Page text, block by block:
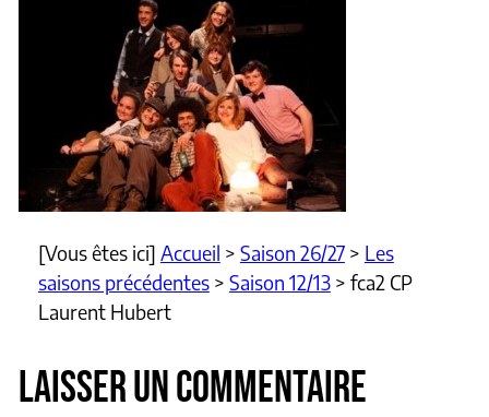
[Vous êtes ici] Accueil > Saison 26/27> Les
saisons précédentes> Saison 12/13> fca2 CP
Laurent Hubert
LAISSER UN COMMENTAIRE